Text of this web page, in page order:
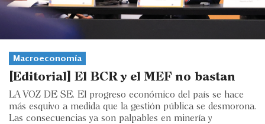
Economía y Finanzas
Legal y Política
Eventos
Macroeconomía
[Editorial] El BCR y el MEF no bastan
LA VOZ DE SE. El progreso económico del país se hace
más esquivo a medida que la gestión pública se desmorona.
Las consecuencias ya son palpables en minería y